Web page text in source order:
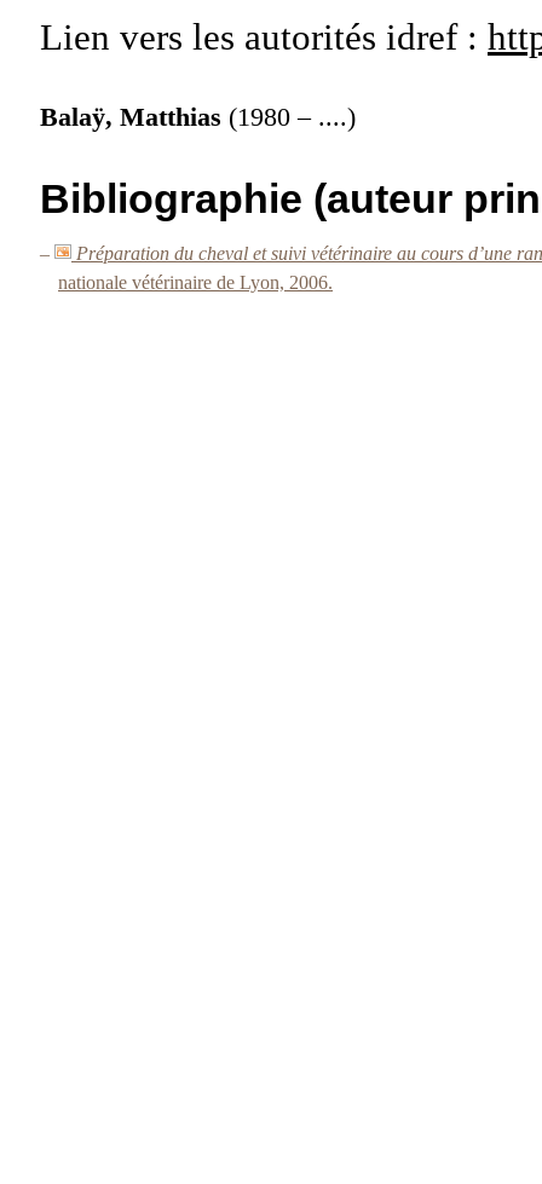
Lien vers les autorités idref :
Balaÿ, Matthias (1980 – ....)
Bibliographie (auteur
–
Préparation du cheval et suivi vétérinaire au cours d’une
nationale vétérinaire de Lyon, 2006.